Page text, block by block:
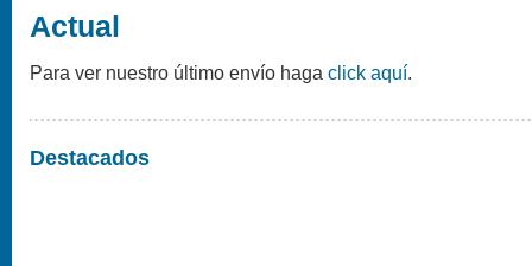
Actual
Para ver nuestro último envío haga click aquí.
Destacados